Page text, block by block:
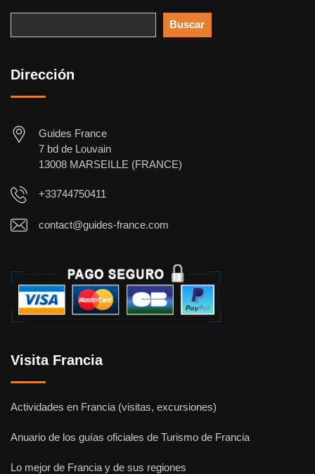
Buscar
Dirección
Guides France
7 bd de Louvain
13008 MARSEILLE (FRANCE)
+33744750411
contact@guides-france.com
Visita Francia
Actividades en Francia (visitas, excursiones)
Anuario de los guías oficiales de Turismo de Francia
Lo mejor de Francia y de sus regiones